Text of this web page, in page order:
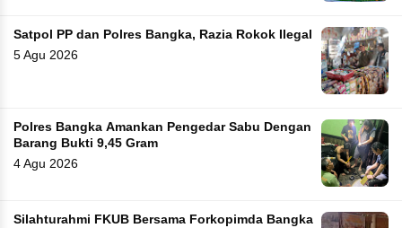
Satpol PP dan Polres Bangka, Razia Rokok Ilegal
5 Agu 2026
Polres Bangka Amankan Pengedar Sabu Dengan
Barang Bukti 9,45 Gram
4 Agu 2026
Silahturahmi FKUB Bersama Forkopimda Bangka